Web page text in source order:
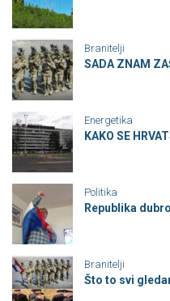
Branitelji
SADA ZNAM
Energetika
KAKO SE
Politika
Republika
Branitelji
Što to svi